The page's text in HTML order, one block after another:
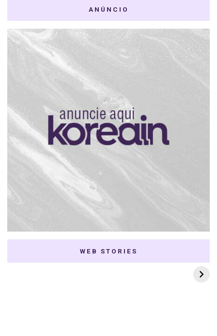
ANÚNCIO
WEB STORIES
7 K-dramas Enemies
to Lovers
Thai Dramas com
First e Khaotung